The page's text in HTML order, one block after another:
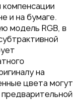
выставок
2026
и на бумаге.
модель RGB, в
на
цвета могут